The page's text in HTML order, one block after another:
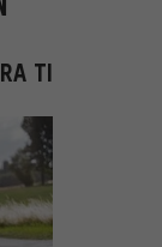
TI